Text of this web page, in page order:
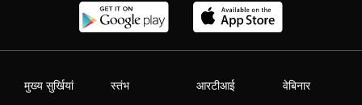
मुख्य सुर्खियां स्तंभ आरटीआई वेबिनार